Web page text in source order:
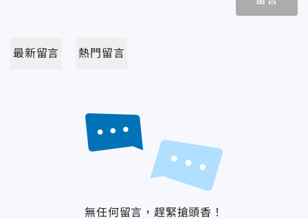
最新留言 熱門留言
無任何留言，趕緊搶頭香！